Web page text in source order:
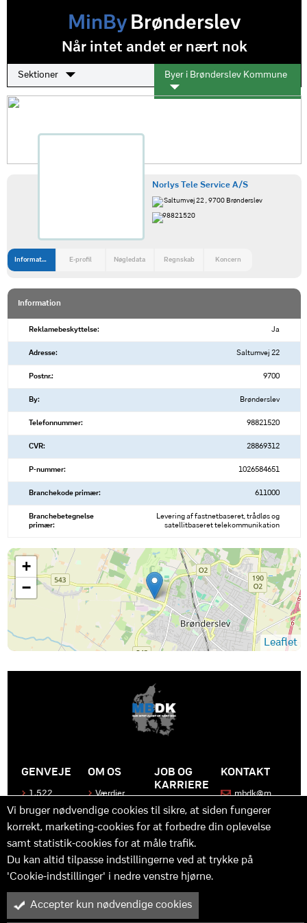
MinByBrønderslev
Når intet andet er nært nok
Sektioner Byer i Brønderslev Kommune
Norlys Tele Service A/S
Saltumvej 22 , 9700 Brønderslev
98821520
Information E-profil Nøgledata Regnskab Koncern
Information
Reklamebeskyttelse: Ja
Adresse: Saltumvej 22
Postnr.: 9700
By: Brønderslev
Telefonnummer: 98821520
CVR: 28869312
P-nummer: 1026584651
Branchekode primær: 611000
Branchebetegnelse
primær:
Levering af fastnetbaseret, trådløs og
satellitbaseret telekommunikation
+
−
Leaflet
GENVEJE
1.522
Produkter
Kontakt
os
OM OS
Værdier
Historen
bag
MBDK
Hvad gør
os unikke
JOB OG
KARRIERE
Bliv en del
af MBDK
Vores
team
Praktik
udvikling
KONTAKT
mbdk@m
y™ er driftet af MBDK ApS – under MBDK Holding ApS. Tilmeldt
Vi bruger nødvendige cookies til sikre, at siden fungerer
korrekt, marketing-cookies for at forbedre din oplevelse
samt statistik-cookies for at måle trafik.
Du kan altid tilpasse indstillingerne ved at trykke på
'Cookie-indstillinger' i nedre venstre hjørne.
Accepter kun nødvendige cookies